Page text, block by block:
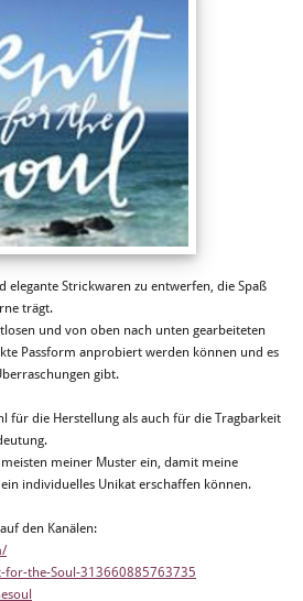
Strickwaren zu entwerfen, die Spaß
trägt.
und von oben nach unten gearbeiteten
Passform anprobiert werden können und es
gibt.
für die Herstellung als auch für die Tragbarkeit
meiner Muster ein, damit meine
individuelles Unikat erschaffen können.
den Kanälen:
the-Soul-313660885763735